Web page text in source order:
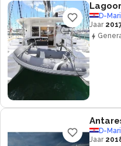
D-
Jaar
D-
Jaar